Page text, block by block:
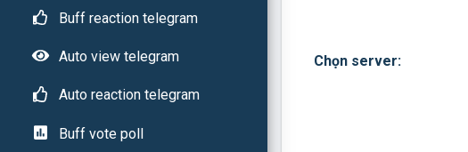
Buff reaction telegram
Auto view telegram
Auto reaction telegram
Buff vote poll
Chọn server: